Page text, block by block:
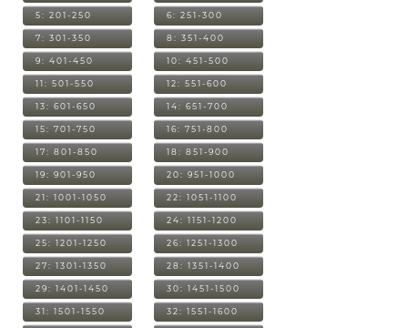
5: 201-250 6: 251-300
7: 301-350 8: 351-400
9: 401-450 10: 451-500
11: 501-550 12: 551-600
13: 601-650 14: 651-700
15: 701-750 16: 751-800
17: 801-850 18: 851-900
19: 901-950 20: 951-1000
21: 1001-1050 22: 1051-1100
23: 1101-1150 24: 1151-1200
25: 1201-1250 26: 1251-1300
27: 1301-1350 28: 1351-1400
29: 1401-1450 30: 1451-1500
31: 1501-1550 32: 1551-1600